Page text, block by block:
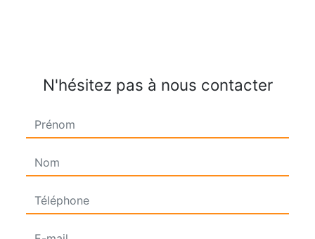
N'hésitez pas à nous contacter